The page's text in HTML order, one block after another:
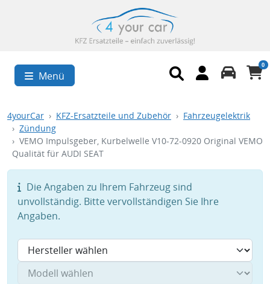
Menü
0
4yourCar KFZ-Ersatzteile und Zubehör
Fahrzeugelektrik
Zündung
VEMO Impulsgeber, Kurbelwelle V10-72-0920 Original VEMO
Qualität für AUDI SEAT
Die Angaben zu Ihrem Fahrzeug sind
unvollständig. Bitte vervollständigen Sie Ihre
Angaben.